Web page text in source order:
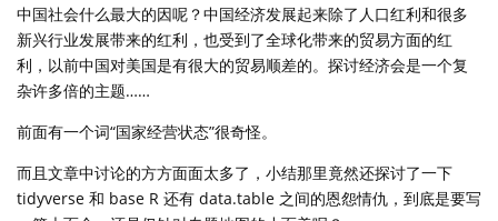
中国社会什么最大的因呢？中国经济发展起来除了人口红利和很多
新兴行业发展带来的红利，也受到了全球化带来的贸易方面的红
利，以前中国对美国是有很大的贸易顺差的。探讨经济会是一个复
杂许多倍的主题……
前面有一个词“国家经营状态”很奇怪。
而且文章中讨论的方方面面太多了，小结那里竟然还探讨了一下
tidyverse 和 base R 还有 data.table 之间的恩怨情仇，到底是要写